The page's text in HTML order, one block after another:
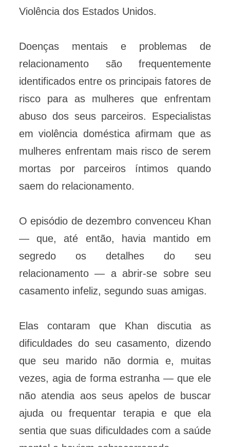
Violência dos Estados Unidos.
Doenças mentais e problemas de
relacionamento são frequentemente
identificados entre os principais fatores de
risco para as mulheres que enfrentam
abuso dos seus parceiros. Especialistas
em violência doméstica afirmam que as
mulheres enfrentam mais risco de serem
mortas por parceiros íntimos quando
saem do relacionamento.
O episódio de dezembro convenceu Khan
— que, até então, havia mantido em
segredo os detalhes do seu
relacionamento — a abrir-se sobre seu
casamento infeliz, segundo suas amigas.
Elas contaram que Khan discutia as
dificuldades do seu casamento, dizendo
que seu marido não dormia e, muitas
vezes, agia de forma estranha — que ele
não atendia aos seus apelos de buscar
ajuda ou frequentar terapia e que ela
sentia que suas dificuldades com a saúde